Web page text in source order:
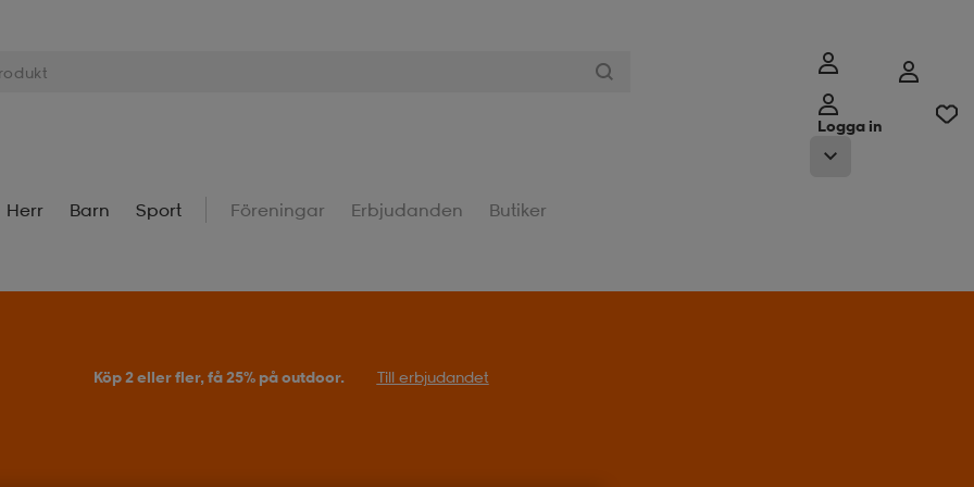
Logga in
Herr Barn Sport Föreningar Erbjudanden Butiker
Köp 2 eller fler, få 25% på outdoor. Till erbjudandet